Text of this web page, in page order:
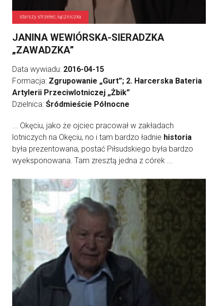
starszy strzelec; łączniczka
JANINA WEWIÓRSKA-SIERADZKA
„ZAWADZKA”
Data wywiadu: 2016-04-15
Formacja: Zgrupowanie „Gurt”; 2. Harcerska Bateria
Artylerii Przeciwlotniczej „Żbik”
Dzielnica: Śródmieście Północne
... Okęciu, jako że ojciec pracował w zakładach
lotniczych na Okęciu, no i tam bardzo ładnie historia
była prezentowana, postać Piłsudskiego była bardzo
wyeksponowana. Tam zresztą jedna z córek ...